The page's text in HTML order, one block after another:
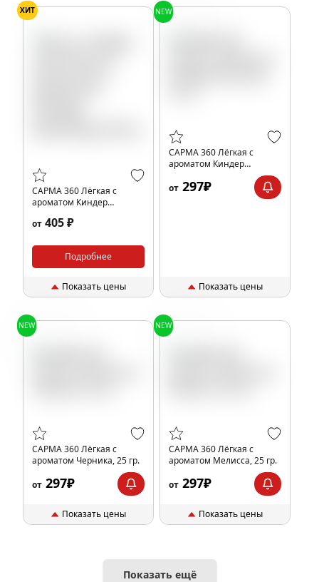
ХИТ
САРМА 360 Лёгкая с
ароматом Киндер
от 405 ₽
Подробнее
Показать цены
NEW
САРМА 360 Лёгкая с
ароматом Киндер
от 297₽
Показать цены
NEW
САРМА 360 Лёгкая с
ароматом Черника, 25 гр.
от 297₽
Показать цены
NEW
САРМА 360 Лёгкая с
ароматом Мелисса, 25 гр.
от 297₽
Показать цены
Показать ещё